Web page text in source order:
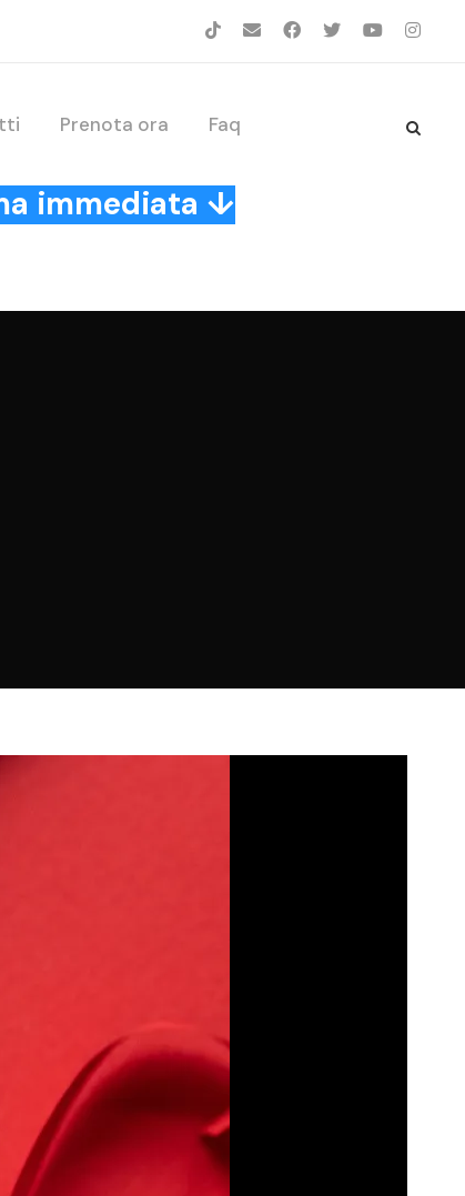
Prenota ora Faq
immediata ↓